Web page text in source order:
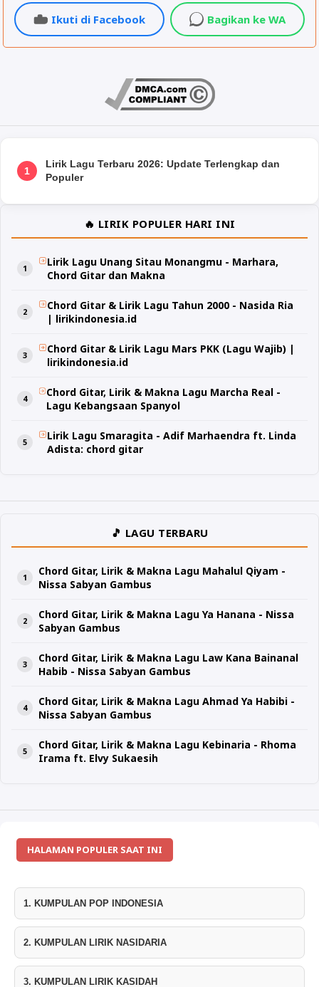
Ikuti di Facebook Bagikan ke WA
1
Lirik Lagu Terbaru 2026: Update Terlengkap dan
Populer
🔥 LIRIK POPULER HARI INI
Lirik Lagu Unang Sitau Monangmu - Marhara,
Chord Gitar dan Makna
Chord Gitar & Lirik Lagu Tahun 2000 - Nasida Ria
| lirikindonesia.id
Chord Gitar & Lirik Lagu Mars PKK (Lagu Wajib) |
lirikindonesia.id
Chord Gitar, Lirik & Makna Lagu Marcha Real -
Lagu Kebangsaan Spanyol
Lirik Lagu Smaragita - Adif Marhaendra ft. Linda
Adista: chord gitar
🎵 LAGU TERBARU
Chord Gitar, Lirik & Makna Lagu Mahalul Qiyam -
Nissa Sabyan Gambus
Chord Gitar, Lirik & Makna Lagu Ya Hanana - Nissa
Sabyan Gambus
Chord Gitar, Lirik & Makna Lagu Law Kana Bainanal
Habib - Nissa Sabyan Gambus
Chord Gitar, Lirik & Makna Lagu Ahmad Ya Habibi -
Nissa Sabyan Gambus
Chord Gitar, Lirik & Makna Lagu Kebinaria - Rhoma
Irama ft. Elvy Sukaesih
HALAMAN POPULER SAAT INI
1. KUMPULAN POP INDONESIA
2. KUMPULAN LIRIK NASIDARIA
3. KUMPULAN LIRIK KASIDAH